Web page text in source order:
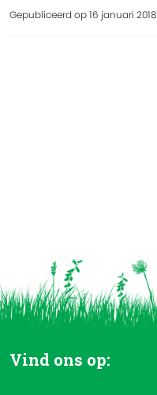
Gepubliceerd op 16 januari 2018
Vind ons op: